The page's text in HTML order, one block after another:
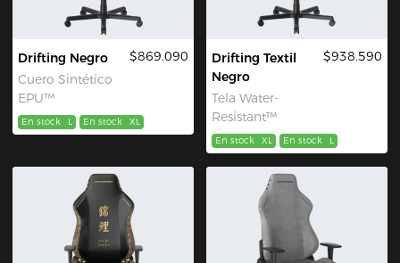
Drifting Negro
Cuero Sintético
EPU™
$869.090
En stock L En stock XL
Drifting Textil
Negro
Tela Water-
Resistant™
$938.590
En stock XL En stock L